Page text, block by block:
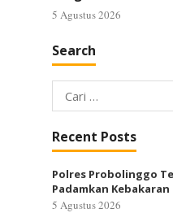
5 Agustus 2026
Search
Cari
untuk:
Recent Posts
Polres Probolinggo
Padamkan
5 Agustus 2026